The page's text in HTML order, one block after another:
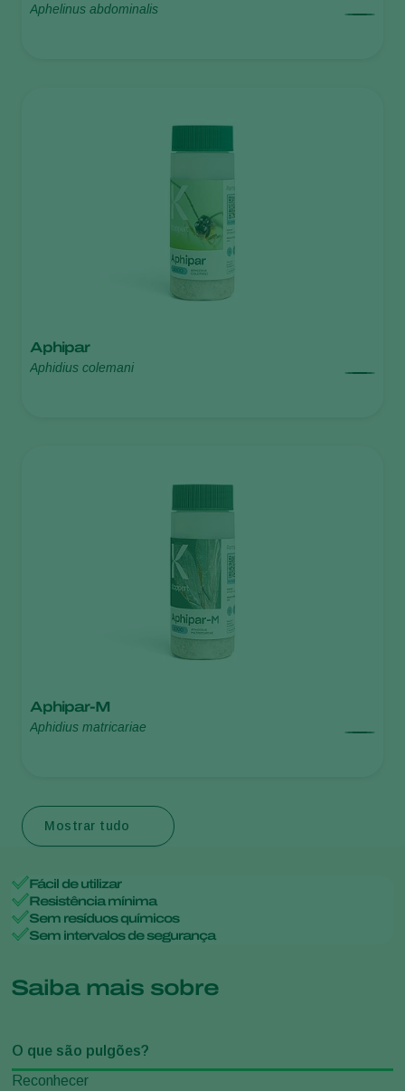
Aphelinus abdominalis
Aphipar
Aphidius colemani
Aphipar-M
Aphidius matricariae
Mostrar tudo
Fácil de utilizar
Resistência mínima
Sem resíduos químicos
Sem intervalos de segurança
Saiba mais sobre
O que são pulgões?
Reconhecer